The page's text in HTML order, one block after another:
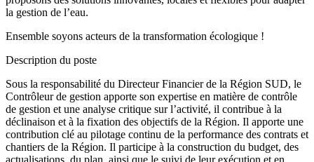
la gestion de l’eau.
Ensemble soyons acteurs de la transformation écologique !
Description du poste
Sous la responsabilité du Directeur Financier de la Région SUD, le
Contrôleur de gestion apporte son expertise en matière de contrôle
de gestion et une analyse critique sur l’activité, il contribue à la
déclinaison et à la fixation des objectifs de la Région. Il apporte une
contribution clé au pilotage continu de la performance des contrats et
chantiers de la Région. Il participe à la construction du budget, des
actualisations, du plan, ainsi que le suivi de leur exécution et en